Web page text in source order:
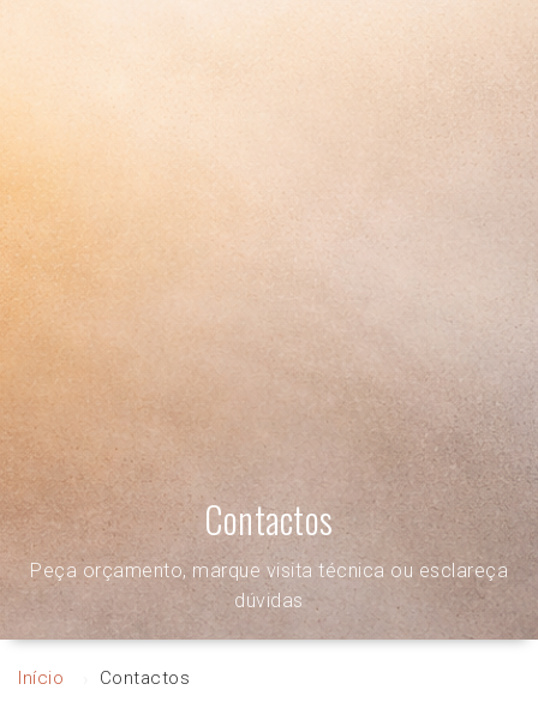
Contactos
Peça orçamento, marque visita técnica ou esclareça
dúvidas
Início Contactos